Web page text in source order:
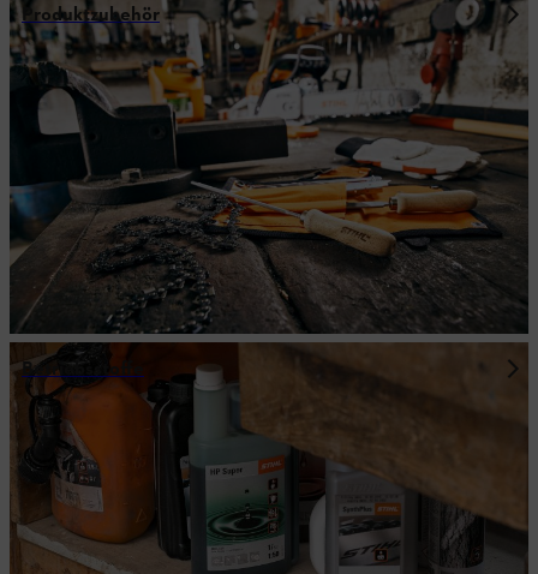
Produktzubehör
Betriebsstoffe